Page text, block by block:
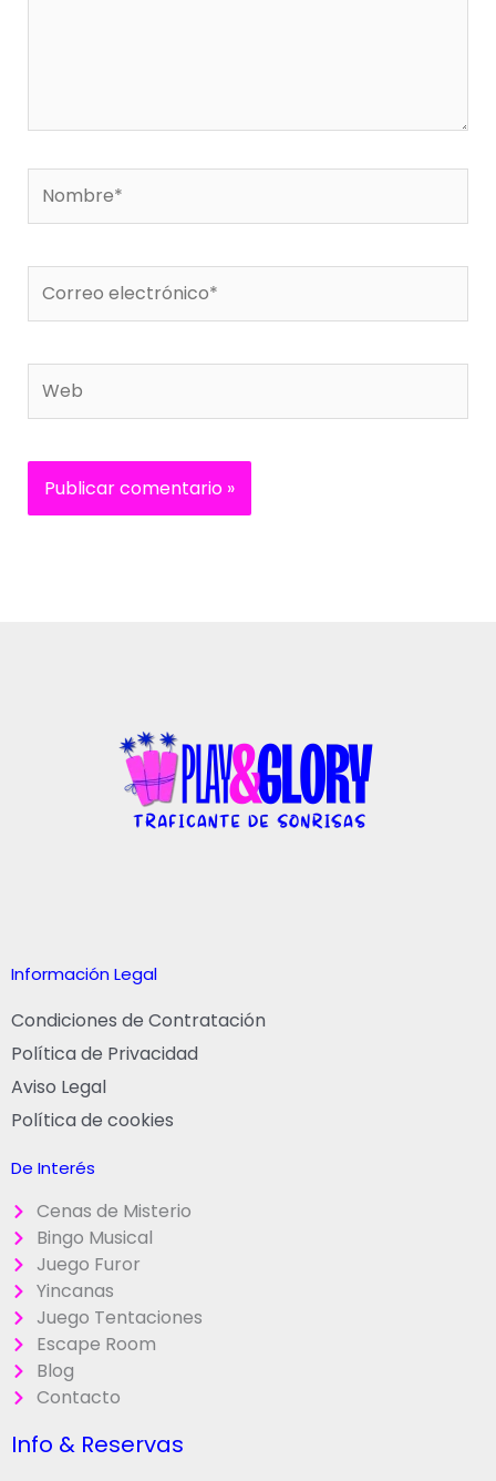
electrónico*
Información Legal
Condiciones de Contratación
Política de Privacidad
Aviso Legal
Política de cookies
De Interés
Cenas de Misterio
Bingo Musical
Juego Furor
Yincanas
Juego Tentaciones
Escape Room
Blog
Contacto
Info & Reservas